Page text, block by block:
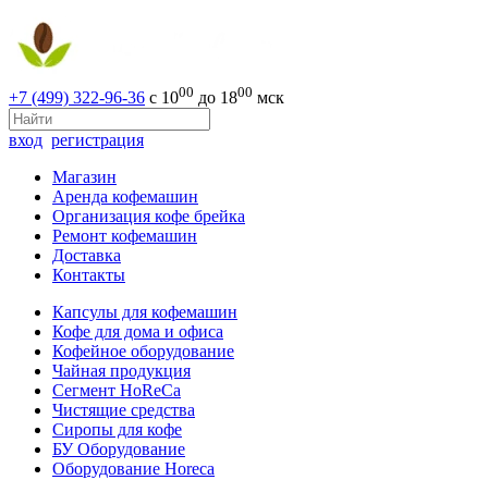
+7 (499) 322-96-36 с 1000 до 1800 мск
вход регистрация
Магазин
Аренда кофемашин
Организация кофе брейка
Ремонт кофемашин
Доставка
Контакты
Капсулы для кофемашин
Кофе для дома и офиса
Кофейное оборудование
Чайная продукция
Сегмент HoReCa
Чистящие средства
Сиропы для кофе
БУ Оборудование
Оборудование Horeca